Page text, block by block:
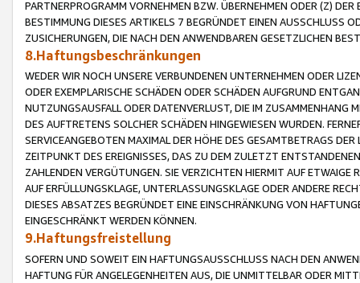
PARTNERPROGRAMM VORNEHMEN BZW. ÜBERNEHMEN ODER (Z)
BESTIMMUNG DIESES ARTIKELS 7 BEGRÜNDET EINEN AUSSCHLUSS
ZUSICHERUNGEN, DIE NACH DEN ANWENDBAREN GESETZLICHEN
8.Haftungsbeschränkungen
WEDER WIR NOCH UNSERE VERBUNDENEN UNTERNEHMEN ODER
ODER EXEMPLARISCHE SCHÄDEN ODER SCHÄDEN AUFGRUND
NUTZUNGSAUSFALL ODER DATENVERLUST, DIE IM ZUSAMMENHANG
DES AUFTRETENS SOLCHER SCHÄDEN HINGEWIESEN WURDEN.
SERVICEANGEBOTEN MAXIMAL DER HÖHE DES GESAMTBETRAGS
ZEITPUNKT DES EREIGNISSES, DAS ZU DEM ZULETZT
ZAHLENDEN VERGÜTUNGEN. SIE VERZICHTEN HIERMIT AUF
AUF ERFÜLLUNGSKLAGE, UNTERLASSUNGSKLAGE ODER ANDERE
DIESES ABSATZES BEGRÜNDET EINE EINSCHRÄNKUNG VON
EINGESCHRÄNKT WERDEN KÖNNEN.
9.Haftungsfreistellung
SOFERN UND SOWEIT EIN HAFTUNGSAUSSCHLUSS NACH DEN
HAFTUNG FÜR ANGELEGENHEITEN AUS, DIE UNMITTELBAR ODER